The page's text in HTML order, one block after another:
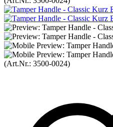
(Art.Nr.: 3500-0024)